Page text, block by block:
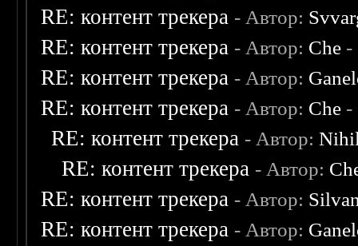
RE: контент трекера - Автор:
RE: контент трекера - Автор: Che -
RE: контент трекера - Автор:
RE: контент трекера - Автор: Che -
RE: контент трекера - Автор:
RE: контент трекера - Автор:
RE: контент трекера - Автор:
RE: контент трекера - Автор: